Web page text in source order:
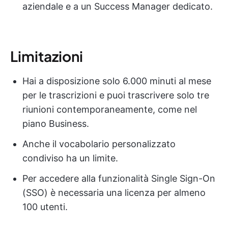
aziendale e a un Success Manager dedicato.
Limitazioni
Hai a disposizione solo 6.000 minuti al mese
per le trascrizioni e puoi trascrivere solo tre
riunioni contemporaneamente, come nel
piano Business.
Anche il vocabolario personalizzato
condiviso ha un limite.
Per accedere alla funzionalità Single Sign-On
(SSO) è necessaria una licenza per almeno
100 utenti.